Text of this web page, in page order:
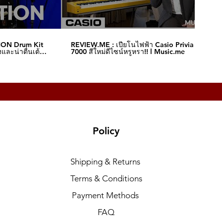
Drum Kit
ละน่าตื่นเต้น‼️
REVIEW.ME : เปียโนไฟฟ้า Casio Privia S-
7000 สีใหม่ดีไซน์หรูหรา!! l Music.me
Policy
Shipping & Returns
Terms & Conditions
Payment Methods
FAQ